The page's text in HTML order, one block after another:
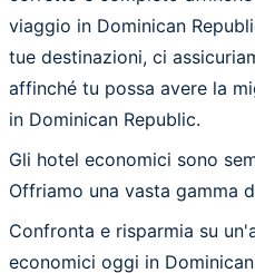
viaggio in Dominican
tue destinazioni, ci
affinché tu possa avere la
in Dominican Republic.
Gli hotel economici sono
Offriamo una vasta gamma
Confronta e risparmia su
economici oggi in